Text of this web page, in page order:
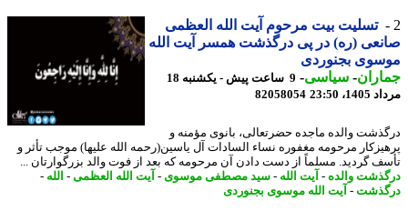
تسلیت بیت مرحوم آیت الله العظمی
(ره) در پی درگذشت همسر آیت الله
بجنوردی
- سیاسی-
9 ساعت پیش - یکشنبه 18
23:50
82058054
والده ماجده حضرتعالی، بانوی مؤمنه و
مرحومه مغفوره نساء السادات آل یاسین(رحمه الله علیها) موجب تأثر و
گردید. مسلماً از دست دادن آن مرحومه که بعد از فوت والد بزرگوارتان ...
والده-آیت الله-سید مصطفی موسوی-آیت الله العظمی-الله-
-آیت الله موسوی بجنوردی